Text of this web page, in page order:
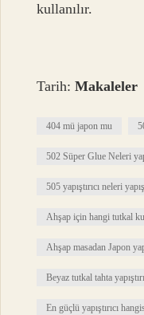
kullanılır.
Tarih:Makaleler
404 mü japon mu
502 Süper Glue Neleri
505 yapıştırıcı neleri
Ahşap için hangi tutkal
Ahşap masadan Japon
Beyaz tutkal tahta
En güçlü yapıştırıcı